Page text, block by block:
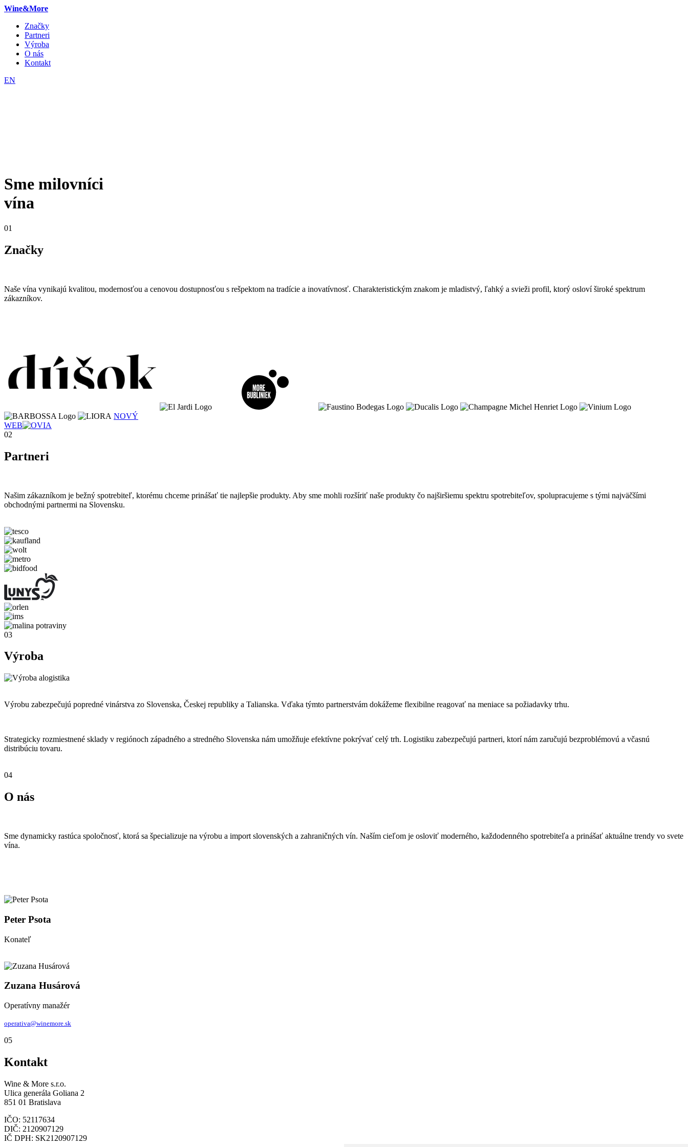
Wine&More
Značky
Partneri
Výroba
O nás
Kontakt
EN
Sme milovníci
vína
01
Značky
Naše vína vynikajú kvalitou, modernosťou a cenovou dostupnosťou s rešpektom na tradície a inovatívnosť. Charakteristickým znakom je mladistvý, ľahký a svieži profil, ktorý osloví široké spektrum
zákazníkov.
NOVÝ
WEB
02
Partneri
Našim zákazníkom je bežný spotrebiteľ, ktorému chceme prinášať tie najlepšie produkty. Aby sme mohli rozšíriť naše produkty čo najširšiemu spektru spotrebiteľov, spolupracujeme s tými najväčšími
obchodnými partnermi na Slovensku.
03
Výroba
Výrobu zabezpečujú popredné vinárstva zo Slovenska, Českej republiky a Talianska. Vďaka týmto partnerstvám dokážeme flexibilne reagovať na meniace sa požiadavky trhu.
Strategicky rozmiestnené sklady v regiónoch západného a stredného Slovenska nám umožňuje efektívne pokrývať celý trh. Logistiku zabezpečujú partneri, ktorí nám zaručujú bezproblémovú a včasnú
distribúciu tovaru.
04
O nás
Sme dynamicky rastúca spoločnosť, ktorá sa špecializuje na výrobu a import slovenských a zahraničných vín. Naším cieľom je osloviť moderného, každodenného spotrebiteľa a prinášať aktuálne trendy vo svete
vína.
Peter Psota
Konateľ
Zuzana Husárová
Operatívny manažér
operativa@winemore.sk
05
Kontakt
Wine & More s.r.o.
Ulica generála Goliana 2
851 01 Bratislava
IČO: 52117634
DIČ: 2120907129
IČ DPH: SK2120907129